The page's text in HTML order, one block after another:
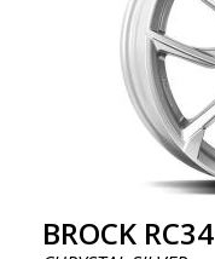
BROCK RC34